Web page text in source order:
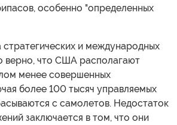
особенно "определенных
и международных
верно, что США располагают
менее совершенных
более 100 тысяч управляемых
с самолетов. Недостаток
заключается в том, что они